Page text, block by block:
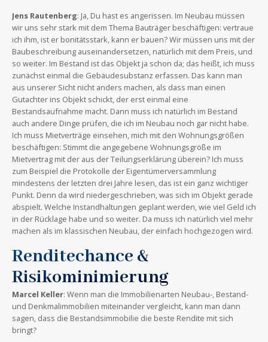
Jens Rautenberg: Ja, Du hast es angerissen. Im Neubau müssen
wir uns sehr stark mit dem Thema Bauträger beschäftigen: vertraue
ich ihm, ist er bonitätsstark, kann er bauen? Wir müssen uns mit der
Baubeschreibung auseinandersetzen, natürlich mit dem Preis, und
so weiter. Im Bestand ist das Objekt ja schon da; das heißt, ich muss
zunächst einmal die Gebäudesubstanz erfassen. Das kann man
aus unserer Sicht nicht anders machen, als dass man einen
Gutachter ins Objekt schickt, der erst einmal eine
Bestandsaufnahme macht. Dann muss ich natürlich im Bestand
auch andere Dinge prüfen, die ich im Neubau noch gar nicht habe.
Ich muss Mietverträge einsehen, mich mit den Wohnungsgrößen
beschäftigen: Stimmt die angegebene Wohnungsgröße im
Mietvertrag mit der aus der Teilungserklärung überein? Ich muss
zum Beispiel die Protokolle der Eigentümerversammlung
mindestens der letzten drei Jahre lesen, das ist ein ganz wichtiger
Punkt. Denn da wird niedergeschrieben, was sich im Objekt gerade
abspielt. Welche Instandhaltungen geplant werden, wie viel Geld ich
in der Rücklage habe und so weiter. Da muss ich natürlich viel mehr
machen als im klassischen Neubau, der einfach hochgezogen wird.
Renditechance &
Risikominimierung
Marcel Keller: Wenn man die Immobilienarten Neubau-, Bestand-
und Denkmalimmobilien miteinander vergleicht, kann man dann
sagen, dass die Bestandsimmobilie die beste Rendite mit sich
bringt?